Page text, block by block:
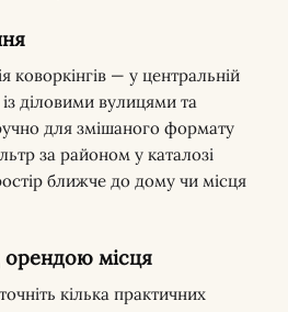
коворкінгів — у центральній
діловими вулицями та
для змішаного формату
за районом у каталозі
ближче до дому чи місця
місця
кілька практичних